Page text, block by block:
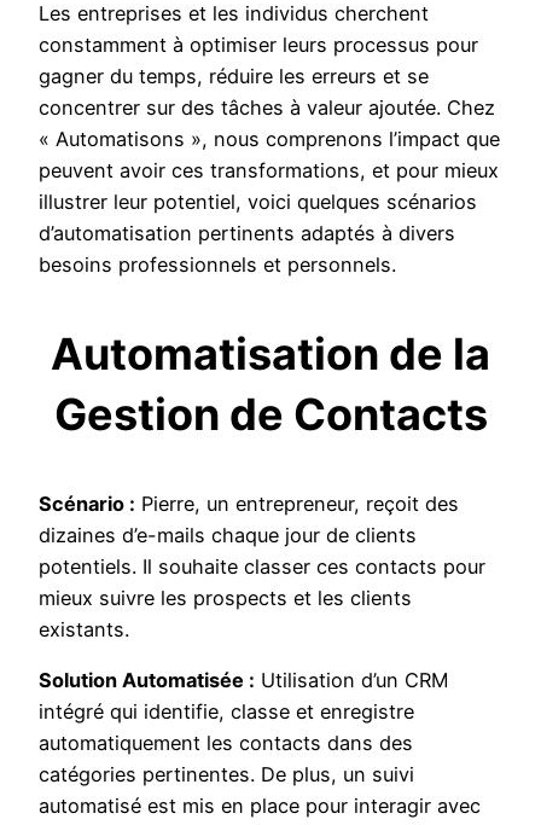
Les entreprises et les individus cherchent
constamment à optimiser leurs processus pour
gagner du temps, réduire les erreurs et se
concentrer sur des tâches à valeur ajoutée. Chez
« Automatisons », nous comprenons l’impact que
peuvent avoir ces transformations, et pour mieux
illustrer leur potentiel, voici quelques scénarios
d’automatisation pertinents adaptés à divers
besoins professionnels et personnels.
Automatisation de la
Gestion de Contacts
Scénario : Pierre, un entrepreneur, reçoit des
dizaines d’e-mails chaque jour de clients
potentiels. Il souhaite classer ces contacts pour
mieux suivre les prospects et les clients
existants.
Solution Automatisée : Utilisation d’un CRM
intégré qui identifie, classe et enregistre
automatiquement les contacts dans des
catégories pertinentes. De plus, un suivi
automatisé est mis en place pour interagir avec